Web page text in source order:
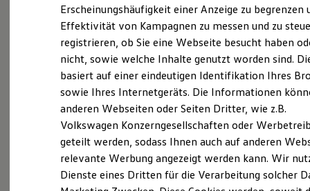
Ladezeitensimulator
Batterie
Sicherheit
Garantie und Lebensdauer
Nachhaltigkeit
Technologie
Kosten und Kauf
Verbrauchskosten
Kaufoptionen
E-Auto-Förderung
Software und Konnektivität
Die ID. Software 6
ID. Software Versionen und Updates
Digitale Extras
Schnittstellen zu Ihrem ID.
Qualifikation, Leistungsbereitschaft und
Flexibilität unserer Mitarbeiter abhängt. Daher
suchen wir engagierte Fachkräfte, die mit ihrer
hervorragenden Qualifikation und einer
leistungsorientierten Einstellung die
Erfolgsgeschichte unseres Autohauses
mitschreiben und zugleich ihre Karriere in einem
familiengeführten, zukunftsorientierten
Unternehmen starten möchten.
Erscheinungshäufigkeit einer Anzeige zu begrenzen
Effektivität von Kampagnen zu messen und zu
registrieren, ob Sie eine Webseite besucht haben
nicht, sowie welche Inhalte genutzt worden sind.
basiert auf einer eindeutigen Identifikation Ihres
sowie Ihres Internetgeräts. Die Informationen
anderen Webseiten oder Seiten Dritter, wie z.B.
Volkswagen Konzerngesellschaften oder
geteilt werden, sodass Ihnen auch auf anderen
relevante Werbung angezeigt werden kann. Wir
Dienste eines Dritten für die Verarbeitung solcher